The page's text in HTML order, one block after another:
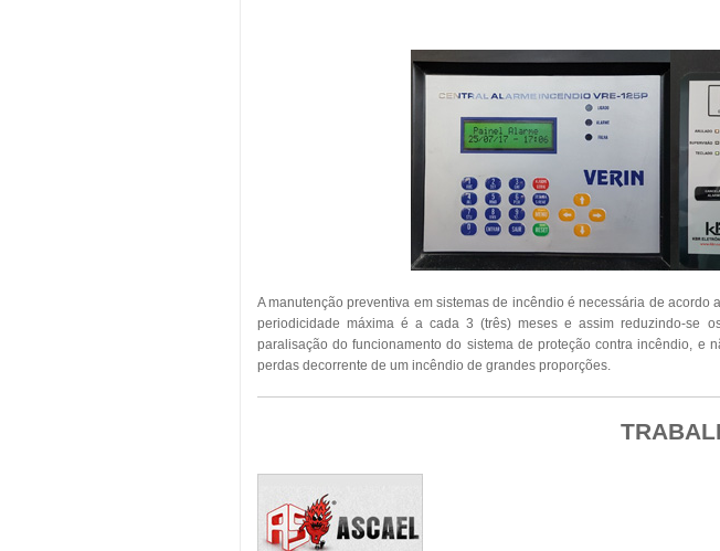
A manutenção preventiva em sistemas de incêndio é necessária de
periodicidade máxima é a cada 3 (três) meses e assim reduzindo-se
paralisação do funcionamento do sistema de proteção contra incêndio, e
perdas decorrente de um incêndio de grandes proporções.